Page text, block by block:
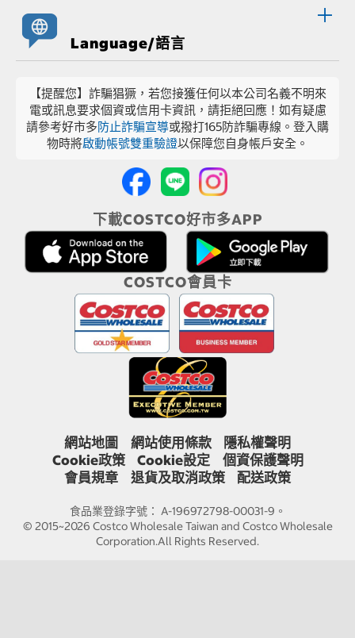
Language/語言
【提醒您】詐騙猖獗，若您接獲任何以本公司名義不明來
電或訊息要求個資或信用卡資訊，請拒絕回應！如有疑慮
請參考好市多防止詐騙宣導或撥打165防詐騙專線。登入購
物時將啟動帳號雙重驗證以保障您自身帳戶安全。
下載COSTCO好市多APP
COSTCO會員卡
網站地圖 網站使用條款
隱私權聲明
Cookie政策
Cookie設定
個資保護聲明
會員規章
退貨及取消政策 配送政策
食品業登錄字號： A-196972798-00031-9。
© 2015~2026 Costco Wholesale Taiwan and Costco Wholesale
Corporation.All Rights Reserved.